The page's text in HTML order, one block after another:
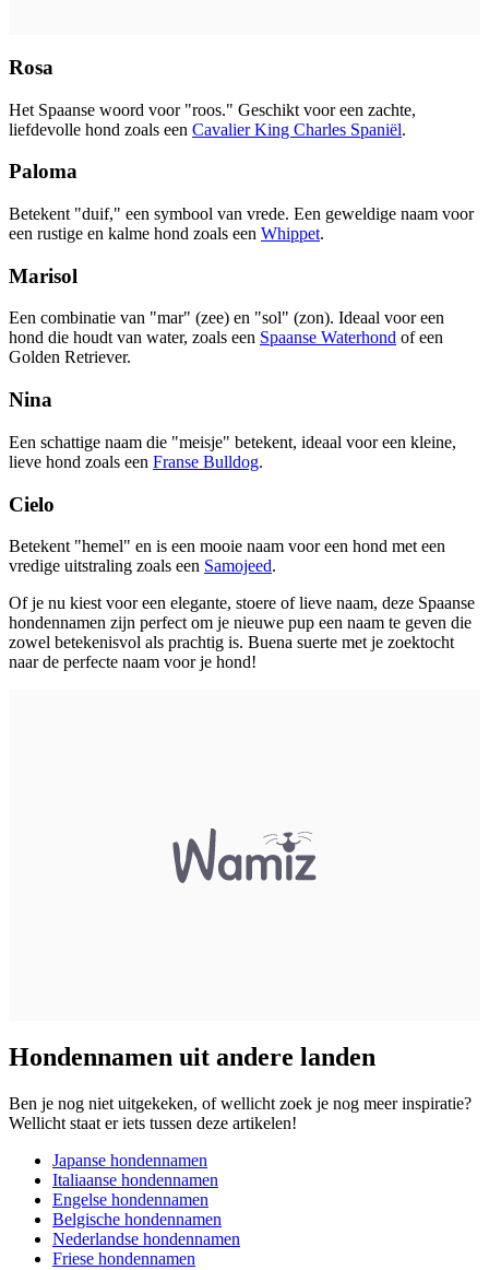
Rosa
Het Spaanse woord voor "roos." Geschikt voor een zachte,
liefdevolle hond zoals een Cavalier King Charles Spaniël.
Paloma
Betekent "duif," een symbool van vrede. Een geweldige naam voor
een rustige en kalme hond zoals een Whippet.
Marisol
Een combinatie van "mar" (zee) en "sol" (zon). Ideaal voor een
hond die houdt van water, zoals een Spaanse Waterhond of een
Golden Retriever.
Nina
Een schattige naam die "meisje" betekent, ideaal voor een kleine,
lieve hond zoals een Franse Bulldog.
Cielo
Betekent "hemel" en is een mooie naam voor een hond met een
vredige uitstraling zoals een Samojeed.
Of je nu kiest voor een elegante, stoere of lieve naam, deze Spaanse
hondennamen zijn perfect om je nieuwe pup een naam te geven die
zowel betekenisvol als prachtig is. Buena suerte met je zoektocht
naar de perfecte naam voor je hond!
Hondennamen uit andere landen
Ben je nog niet uitgekeken, of wellicht zoek je nog meer inspiratie?
Wellicht staat er iets tussen deze artikelen!
Japanse hondennamen
Italiaanse hondennamen
Engelse hondennamen
Belgische hondennamen
Nederlandse hondennamen
Friese hondennamen